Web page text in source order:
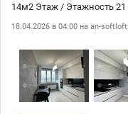
14м2 Этаж / Этажность
18.04.2026 в 04:00 на an-